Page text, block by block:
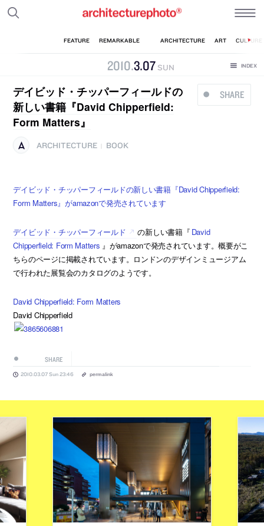
2010.3.07 SUN
SHARE
デイビッド・チッパーフィールドの
新しい書籍『David Chipperfield:
Form Matters』
ARCHITECTURE BOOK
デイビッド・チッパーフィールドの新しい書籍『David Chipperfield:
Form Matters』がamazonで発売されています
デイビッド・チッパーフィールド の新しい書籍『 David
Chipperfield: Form Matters 』がamazonで発売されています。概要がこ
ちらのページに掲載されています。ロンドンのデザインミュージアム
で行われた展覧会のカタログのようです。
David Chipperfield: Form Matters
David Chipperfield
SHARE
2010.03.07 Sun 23:46 permalink